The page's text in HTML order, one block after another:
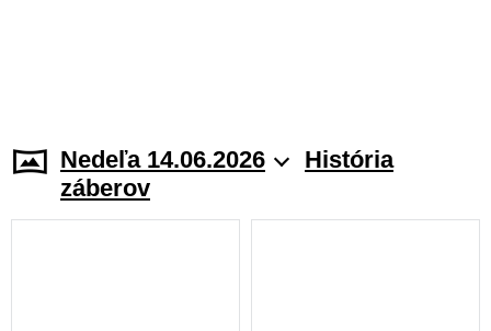
Nedeľa 14.06.2026
História
záberov